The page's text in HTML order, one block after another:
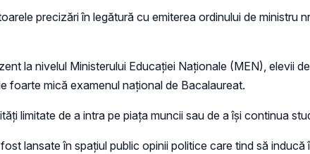
precizări în legătură cu emiterea ordinului de ministru
la nivelul Ministerului Educației Naționale (MEN), elevii
foarte mică examenul național de Bacalaureat.
limitate de a intra pe piața muncii sau de a își continua
lansate în spațiul public opinii politice care tind să